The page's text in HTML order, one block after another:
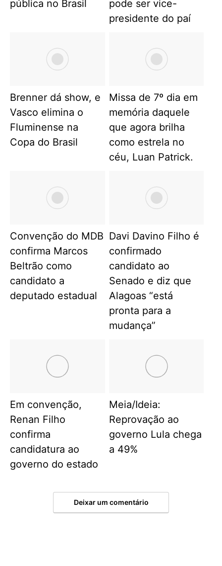
pública no Brasil
pode ser vice-
presidente do paí
Brenner dá show, e
Vasco elimina o
Fluminense na
Copa do Brasil
Missa de 7º dia em
memória daquele
que agora brilha
como estrela no
céu, Luan Patrick.
Convenção do MDB
confirma Marcos
Beltrão como
candidato a
deputado estadual
Davi Davino Filho é
confirmado
candidato ao
Senado e diz que
Alagoas “está
pronta para a
mudança”
Em convenção,
Renan Filho
confirma
candidatura ao
governo do estado
Meia/Ideia:
Reprovação ao
governo Lula chega
a 49%
Deixar um comentário